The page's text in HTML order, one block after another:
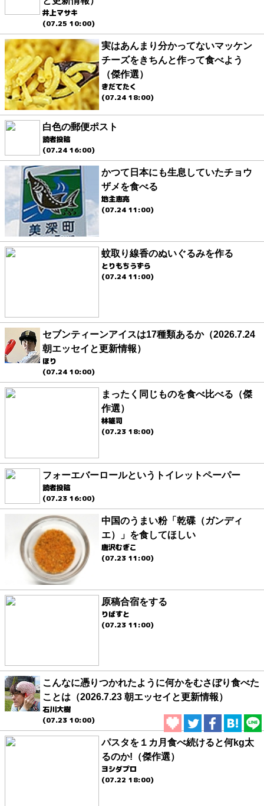
井上マサキ
(07.25 10:00)
実はあんまり分かってないマッケン
チーズをきちんと作って食べよう
（傑作選）
きだてたく
(07.24 18:00)
白色の郵便ポスト
読者投稿
(07.24 16:00)
かつて日本にも生息していたチョウ
ザメを食べる
地主恵亮
(07.24 11:00)
蚊取り線香のぬいぐるみを作る
とりもちうずら
(07.24 11:00)
セブンティーンアイスは17種類あるか（2026.7.24
朝エッセイと更新情報）
ほり
(07.24 10:00)
まったく同じものを食べ比べる（傑
作選）
林雄司
(07.23 18:00)
フォーエバーロールというトイレットペーパー
読者投稿
(07.23 16:00)
中国のうまい粉「乾碟（ガンディ
エ）」を食してほしい
唐沢むぎこ
(07.23 11:00)
原稿合宿をする
りばすと
(07.23 11:00)
こんなに憑りつかれたように何かをむさぼり食べた
ことは（2026.7.23 朝エッセイと更新情報）
石川大樹
(07.23 10:00)
パスタを１カ月食べ続けると何kg太
るのか!（傑作選）
ヨシダプロ
(07.22 18:00)